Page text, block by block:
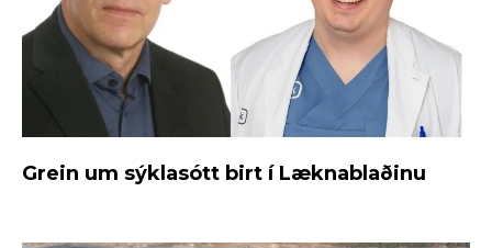
Grein um sýklasótt birt í Læknablaðinu